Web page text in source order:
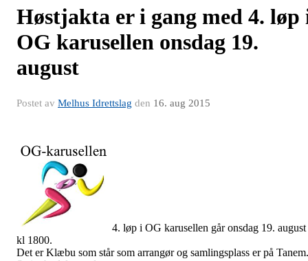
Høstjakta er i gang med 4. løp
OG karusellen onsdag 19.
august
Postet av Melhus Idrettslag den 16. aug 2015
4. løp i OG karusellen går onsdag 19. august
kl 1800.
Det er Klæbu som står som arrangør og samlingsplass er på Tanem.